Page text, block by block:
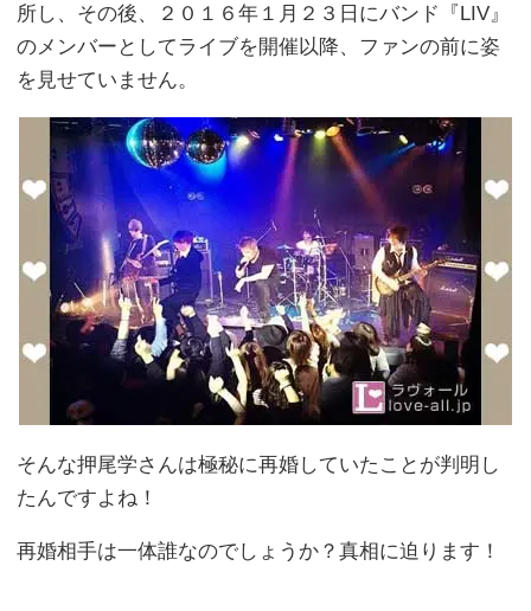
所し、その後、２０１６年１月２３日にバンド『LIV』
のメンバーとしてライブを開催以降、ファンの前に姿
を見せていません。
そんな押尾学さんは極秘に再婚していたことが判明し
たんですよね！
再婚相手は一体誰なのでしょうか？真相に迫ります！